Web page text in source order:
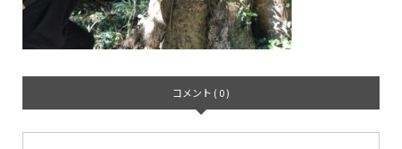
コメント ( 0 )